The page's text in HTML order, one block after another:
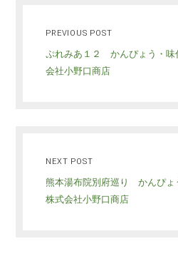
PREVIOUS POST
ぷれみあ１２ かんぴょう・
会社小野口商店
NEXT POST
熊本湯布院別府巡り かんぴ
株式会社小野口商店